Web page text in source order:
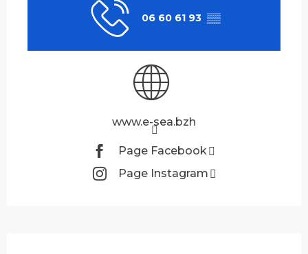
06 60 61 93 ▒▒
www.e-sea.bzh
Page Facebook
Page Instagram